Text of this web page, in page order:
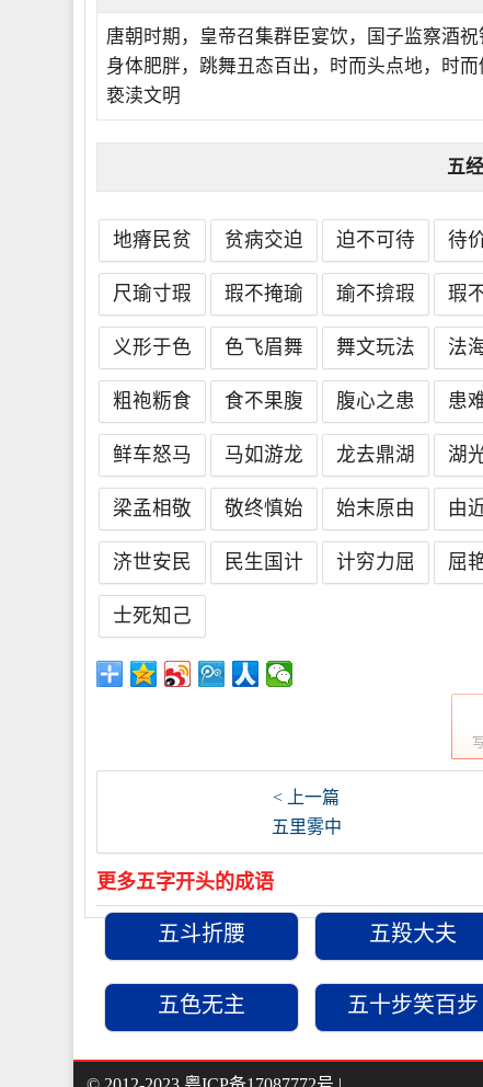
唐朝时期，皇帝召集群臣宴饮，国子监察酒
身体肥胖，跳舞丑态百出，时而头点地，时
亵渎文明
五
地瘠民贫 贫病交迫 迫不可待 待
尺瑜寸瑕 瑕不掩瑜 瑜不揜瑕 瑕
义形于色 色飞眉舞 舞文玩法 法
粗袍粝食 食不果腹 腹心之患 患
鲜车怒马 马如游龙 龙去鼎湖 湖
梁孟相敬 敬终慎始 始末原由 由
济世安民 民生国计 计穷力屈 屈
士死知己
< 上一篇
五里雾中
更多五字开头的成语
五斗折腰 五羖大夫
五色无主 五十步笑百步